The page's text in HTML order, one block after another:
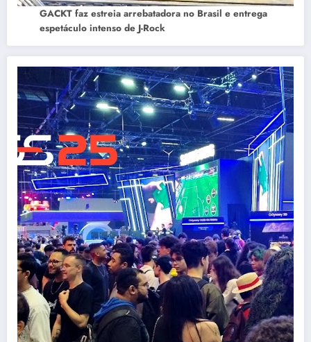
GACKT faz estreia arrebatadora no Brasil e entrega
espetáculo intenso de J-Rock